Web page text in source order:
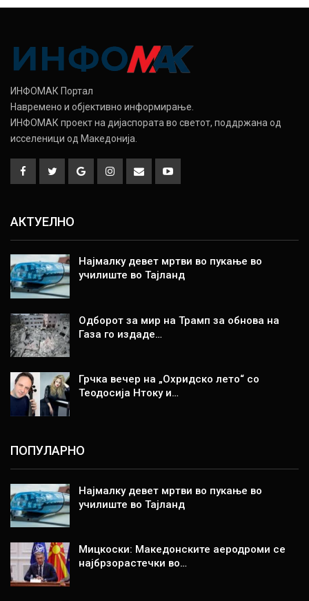
ИНФОМАК Портал
Навремено и објективно информирање.
ИНФОМАК проект на дијаспората во светот, поддржана од
исселеници од Македонија.
АКТУЕЛНО
Најмалку девет мртви во пукање во
училиште во Тајланд
Одборот за мир на Трамп за обнова на
Газа го издаде…
Грчка вечер на „Охридско лето“ со
Теодосија Нтоку и…
ПОПУЛАРНО
Најмалку девет мртви во пукање во
училиште во Тајланд
Мицкоски: Македонските аеродроми се
најбрзорастечки во…